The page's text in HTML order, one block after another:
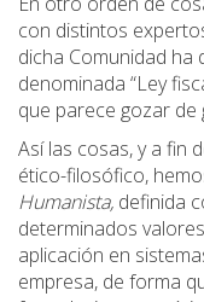
con distintos
dicha Comunidad ha
denominada “Ley
que parece gozar de
Así las cosas, y a fin
ético-filosófico,
Humanista, definida
determinados
aplicación en
empresa, de forma